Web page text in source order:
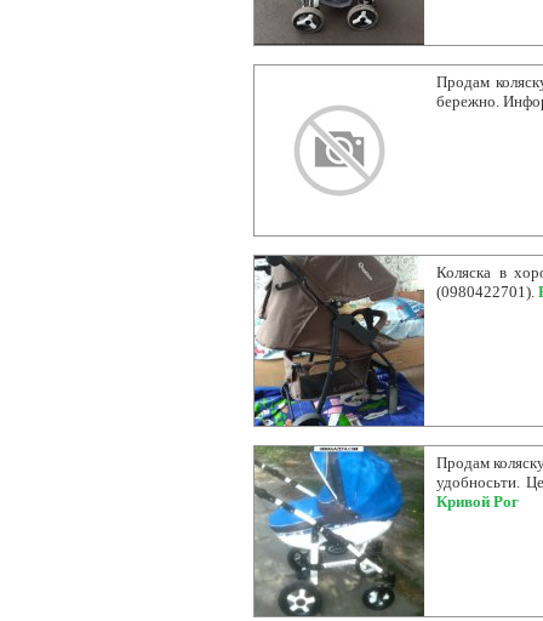
Продам
бережно.
Коляска в
(0980422701).
Продам
удобносьти.
Кривой Рог